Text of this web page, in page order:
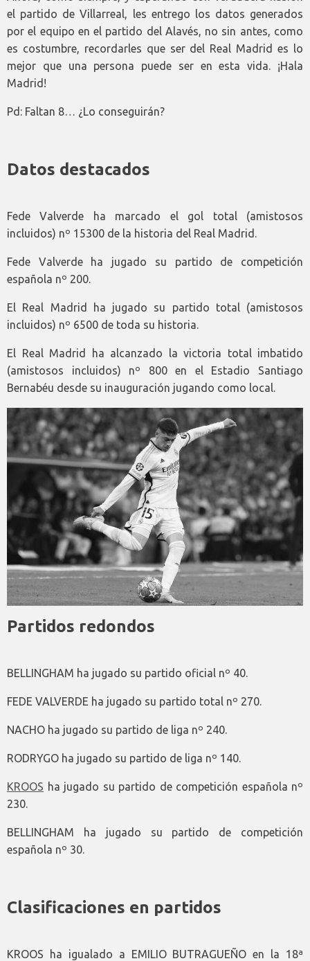
el partido de Villarreal, les entrego los datos generados
por el equipo en el partido del Alavés, no sin antes, como
es costumbre, recordarles que ser del Real Madrid es lo
mejor que una persona puede ser en esta vida. ¡Hala
Madrid!
Pd: Faltan 8… ¿Lo conseguirán?
Datos destacados
Fede Valverde ha marcado el gol total (amistosos
incluidos) nº 15300 de la historia del Real Madrid.
Fede Valverde ha jugado su partido de competición
española nº 200.
El Real Madrid ha jugado su partido total (amistosos
incluidos) nº 6500 de toda su historia.
El Real Madrid ha alcanzado la victoria total imbatido
(amistosos incluidos) nº 800 en el Estadio Santiago
Bernabéu desde su inauguración jugando como local.
Partidos redondos
BELLINGHAM ha jugado su partido oficial nº 40.
FEDE VALVERDE ha jugado su partido total nº 270.
NACHO ha jugado su partido de liga nº 240.
RODRYGO ha jugado su partido de liga nº 140.
KROOS ha jugado su partido de competición española nº
230.
BELLINGHAM ha jugado su partido de competición
española nº 30.
Clasificaciones en partidos
KROOS ha igualado a EMILIO BUTRAGUEÑO en la 18ª